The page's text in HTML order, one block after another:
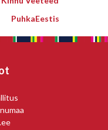
PuhkaEestis